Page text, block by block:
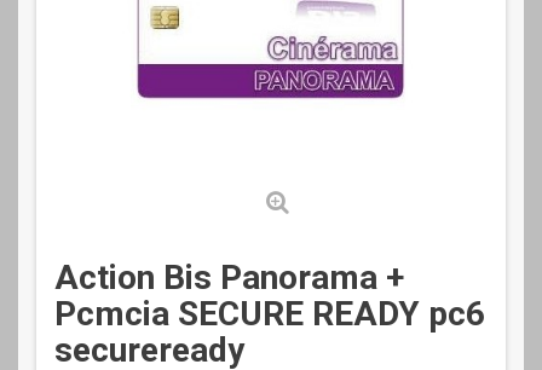
Action Bis Panorama +
Pcmcia SECURE READY pc6
secureready